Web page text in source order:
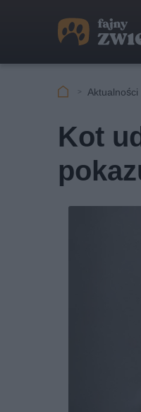
Aktualności
Kot